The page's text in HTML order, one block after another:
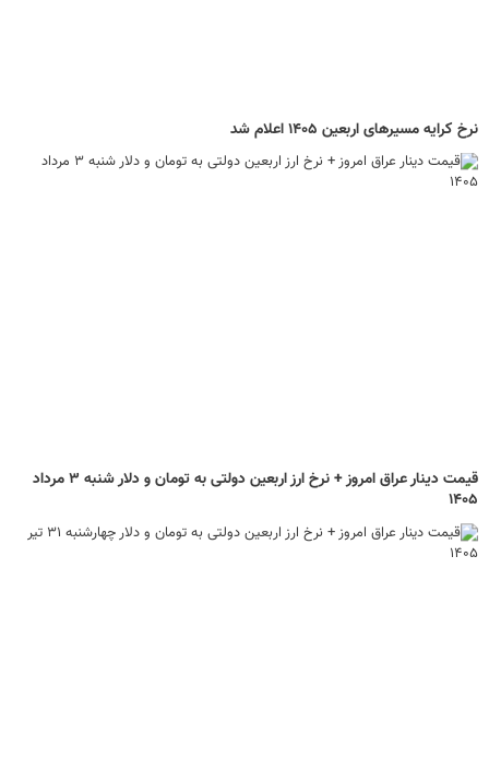
نرخ کرایه مسیرهای اربعین ۱۴۰۵ اعلام شد
قیمت دینار عراق امروز + نرخ ارز اربعین دولتی به تومان و دلار شنبه ۳ مرداد
۱۴۰۵